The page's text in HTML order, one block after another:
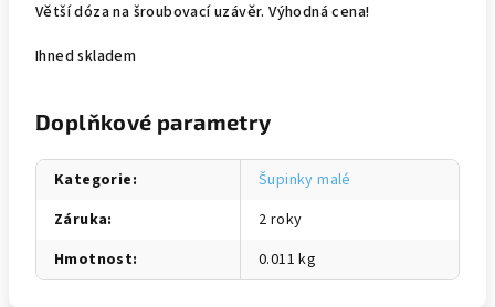
Větší dóza na šroubovací uzávěr. Výhodná cena!
Ihned skladem
Doplňkové parametry
Kategorie:
Šupinky malé
Záruka:
2 roky
Hmotnost: 0.011 kg